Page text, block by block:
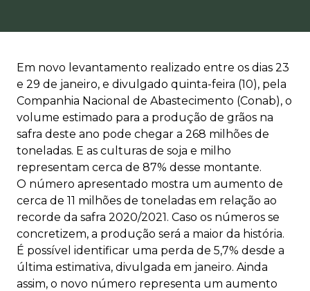
Em novo levantamento realizado entre os dias 23
e 29 de janeiro, e divulgado quinta-feira (10), pela
Companhia Nacional de Abastecimento (Conab), o
volume estimado para a produção de grãos na
safra deste ano pode chegar a 268 milhões de
toneladas. E as culturas de soja e milho
representam cerca de 87% desse montante.
O número apresentado mostra um aumento de
cerca de 11 milhões de toneladas em relação ao
recorde da safra 2020/2021. Caso os números se
concretizem, a produção será a maior da história.
É possível identificar uma perda de 5,7% desde a
última estimativa, divulgada em janeiro. Ainda
assim, o novo número representa um aumento